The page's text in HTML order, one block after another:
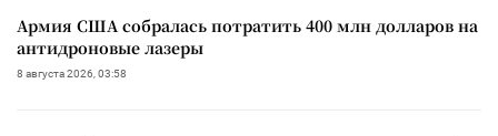
Армия США собралась потратить 400 млн долларов на
антидроновые лазеры
8 августа 2026, 03:58